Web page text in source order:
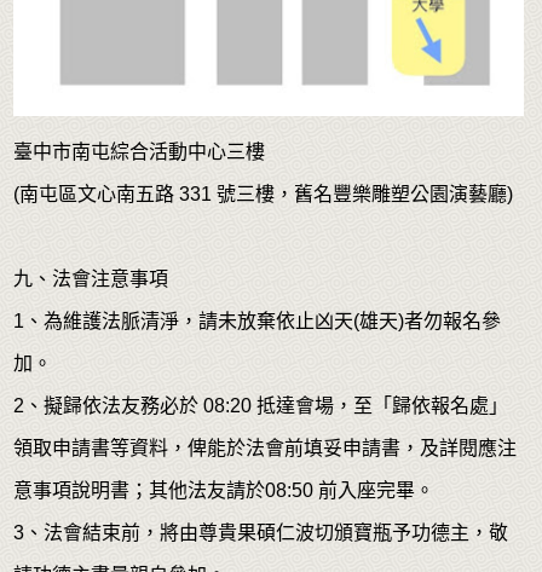
臺中市南屯綜合活動中心三樓
(南屯區文心南五路 331 號三樓，舊名豐樂雕塑公園演藝廳)
九、法會注意事項
1、為維護法脈清淨，請未放棄依止凶天(雄天)者勿報名參
加。
2、擬歸依法友務必於 08:20 抵達會場，至「歸依報名處」
領取申請書等資料，俾能於法會前填妥申請書，及詳閱應注
意事項說明書；其他法友請於08:50 前入座完畢。
3、法會結束前，將由尊貴果碩仁波切頒寶瓶予功德主，敬